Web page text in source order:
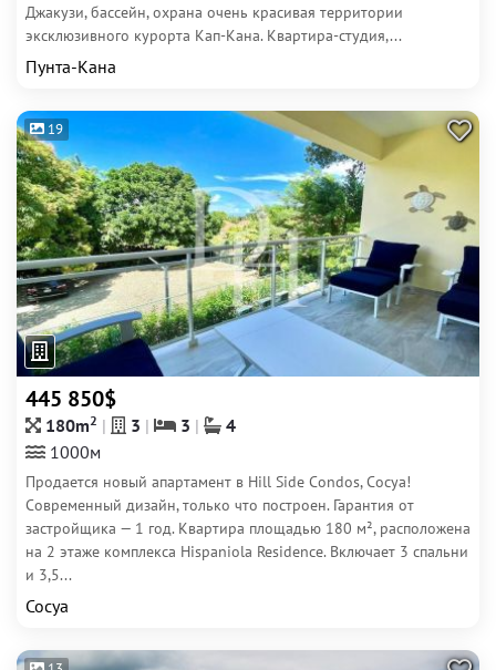
Джакузи, бассейн, охрана очень красивая территории
эксклюзивного курорта Кап-Кана. Квартира-студия,...
Пунта-Кана
19
445 850$
180m2 3 3
4
1000м
Продается новый апартамент в Hill Side Condos, Сосуа!
Современный дизайн, только что построен. Гарантия от
застройщика — 1 год. Квартира площадью 180 м², расположена
на 2 этаже комплекса Hispaniola Residence. Включает 3 спальни
и 3,5...
Сосуа